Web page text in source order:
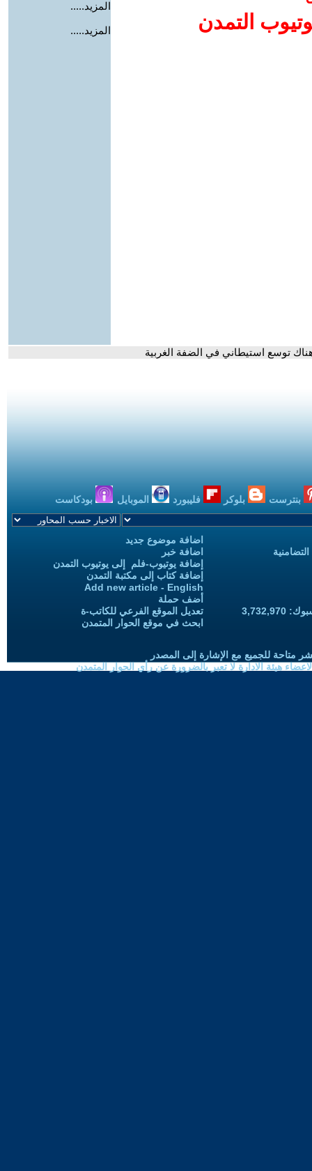
التمدن
المزيد.....
المزيد.....
توسع استيطاني في الضفة الغربية
بنترست بلوكر فليبورد الموبايل بودكاست
اضافة موضوع جديد
اضافة خبر
إضافة يوتيوب-فلم إلى يوتيوب التمدن
إضافة كتاب إلى مكتبة التمدن
Add new article - English
أضف حملة
تعديل الموقع الفرعي للكاتب-ة
ابحث في موقع الحوار المتمدن
متاحة للجميع مع الإشارة إلى المصدر
هيئة الادارة لا تعبر بالضرورة عن رأي الحوار المتمدن